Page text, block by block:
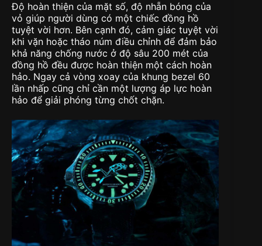
Độ hoàn thiện của mặt số, độ nhẵn bóng của
vỏ giúp người dùng có một chiếc đồng hồ
tuyệt vời hơn. Bên cạnh đó, cảm giác tuyệt vời
khi vặn hoặc tháo núm điều chỉnh để đảm bảo
khả năng chống nước ở độ sâu 200 mét của
đồng hồ đều được hoàn thiện một cách hoàn
hảo. Ngay cả vòng xoay của khung bezel 60
lần nhấp cũng chỉ cần một lượng áp lực hoàn
hảo để giải phóng từng chốt chặn.